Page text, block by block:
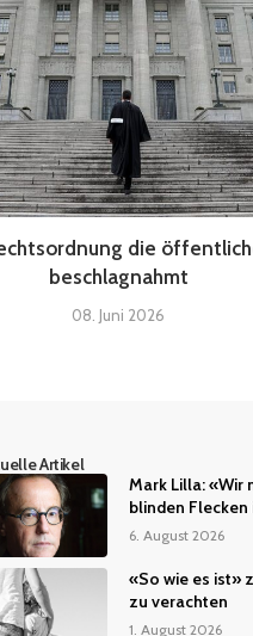
die
beschlagnahmt
08. Juni 2026
Artikel
Mark Lilla: «Wir
blinden
6. August 2026
«So wie es ist»
zu verachten
1. August 2026